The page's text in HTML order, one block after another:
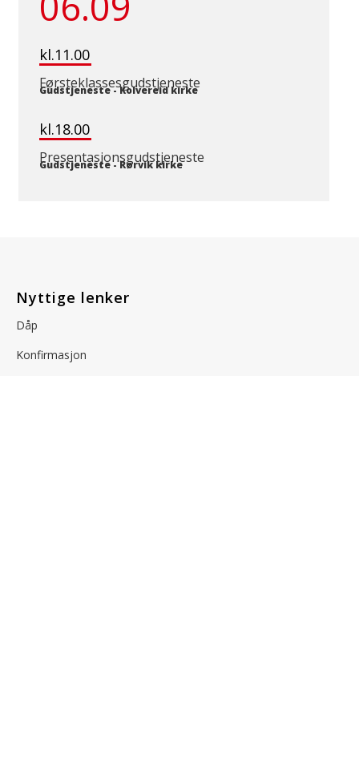
kl.11.00
Førsteklassesgudstjeneste
Gudstjeneste-Kolvereid kirke
kl.18.00
Presentasjonsgudstjeneste
Gudstjeneste-Rørvik kirke
Nyttige lenker
Dåp
Konfirmasjon